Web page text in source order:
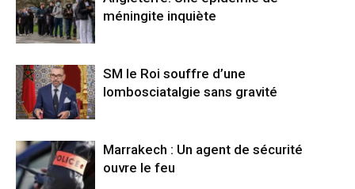
méningite inquiète
SM le Roi souffre d’une
lombosciatalgie sans gravité
Marrakech : Un agent de sécurité
ouvre le feu